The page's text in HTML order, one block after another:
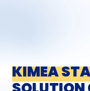
KIMEA